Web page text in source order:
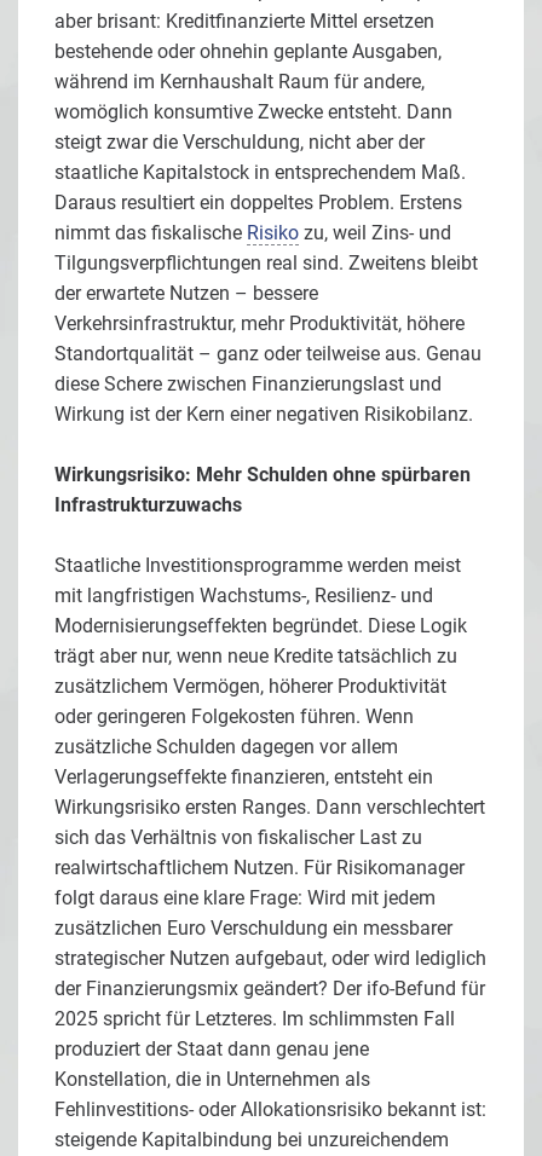
aber brisant: Kreditfinanzierte Mittel ersetzen
bestehende oder ohnehin geplante Ausgaben,
während im Kernhaushalt Raum für andere,
womöglich konsumtive Zwecke entsteht. Dann
steigt zwar die Verschuldung, nicht aber der
staatliche Kapitalstock in entsprechendem Maß.
Daraus resultiert ein doppeltes Problem. Erstens
nimmt das fiskalische Risiko zu, weil Zins- und
Tilgungsverpflichtungen real sind. Zweitens bleibt
der erwartete Nutzen – bessere
Verkehrsinfrastruktur, mehr Produktivität, höhere
Standortqualität – ganz oder teilweise aus. Genau
diese Schere zwischen Finanzierungslast und
Wirkung ist der Kern einer negativen Risikobilanz.
Wirkungsrisiko: Mehr Schulden ohne spürbaren
Infrastrukturzuwachs
Staatliche Investitionsprogramme werden meist
mit langfristigen Wachstums-, Resilienz- und
Modernisierungseffekten begründet. Diese Logik
trägt aber nur, wenn neue Kredite tatsächlich zu
zusätzlichem Vermögen, höherer Produktivität
oder geringeren Folgekosten führen. Wenn
zusätzliche Schulden dagegen vor allem
Verlagerungseffekte finanzieren, entsteht ein
Wirkungsrisiko ersten Ranges. Dann verschlechtert
sich das Verhältnis von fiskalischer Last zu
realwirtschaftlichem Nutzen. Für Risikomanager
folgt daraus eine klare Frage: Wird mit jedem
zusätzlichen Euro Verschuldung ein messbarer
strategischer Nutzen aufgebaut, oder wird lediglich
der Finanzierungsmix geändert? Der ifo-Befund für
2025 spricht für Letzteres. Im schlimmsten Fall
produziert der Staat dann genau jene
Konstellation, die in Unternehmen als
Fehlinvestitions- oder Allokationsrisiko bekannt ist:
steigende Kapitalbindung bei unzureichendem